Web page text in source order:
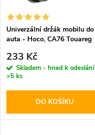
í
p
r
o
d
s
p
r
o
d
Univerzální držák mobilu do
auta - Hoco, CA76 Touareg
233 Kč
Skladem - hned k odeslání
>5 ks
DO KOŠÍKU